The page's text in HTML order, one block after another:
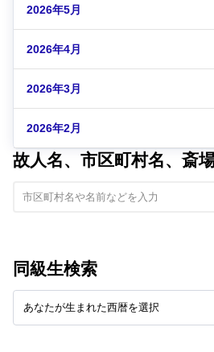
2026年5月
2026年4月
2026年3月
2026年2月
故人名、市区町村名、斎
同級生検索